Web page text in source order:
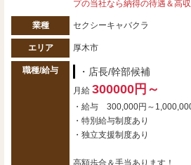
プの当社なら納得の待遇＆高
業種 セクシーキャバクラ
エリア 厚木市
職種/給与 ・店長/幹部候補
月給 300000円～
・給与 300,000円～
・特別給与制度あり
・独立支援制度あり
高額歩合＆手当あります！